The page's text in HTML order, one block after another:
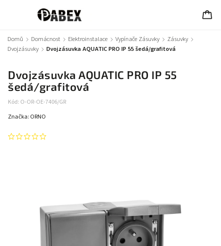
Domů / Domácnost / Elektroinstalace / Vypínače Zásuvky / Zásuvky /
Dvojzásuvky / Dvojzásuvka AQUATIC PRO IP 55 šedá/grafitová
Dvojzásuvka AQUATIC PRO IP 55
šedá/grafitová
Kód: O-OR-OE-7406/GR
Značka: ORNO